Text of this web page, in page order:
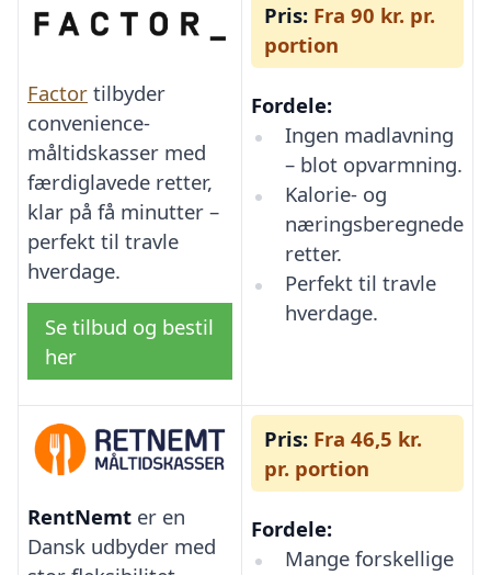
Factor tilbyder
convenience-
måltidskasser med
færdiglavede retter,
klar på få minutter –
perfekt til travle
hverdage.
Se tilbud og bestil
her
Pris: Fra 90 kr. pr.
portion
Fordele:
Ingen madlavning
– blot opvarmning.
Kalorie- og
næringsberegnede
retter.
Perfekt til travle
hverdage.
RentNemt er en
Dansk udbyder med
Pris: Fra 46,5 kr.
pr. portion
Fordele:
Mange forskellige